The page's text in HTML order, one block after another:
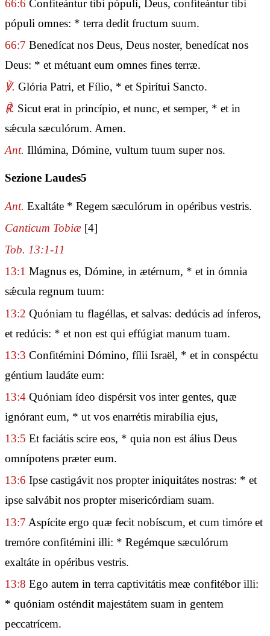
66:6 Confiteántur tibi pópuli, Deus, confiteántur tibi
pópuli omnes: * terra dedit fructum suum.
66:7 Benedícat nos Deus, Deus noster, benedícat nos
Deus: * et métuant eum omnes fines terræ.
℣. Glória Patri, et Fílio, * et Spirítui Sancto.
℟. Sicut erat in princípio, et nunc, et semper, * et in
sǽcula sæculórum. Amen.
Ant. Illúmina, Dómine, vultum tuum super nos.
Sezione Laudes5
Ant. Exaltáte * Regem sæculórum in opéribus vestris.
Canticum Tobiæ [4]
Tob. 13:1-11
13:1 Magnus es, Dómine, in ætérnum, * et in ómnia
sǽcula regnum tuum:
13:2 Quóniam tu flagéllas, et salvas: dedúcis ad ínferos,
et redúcis: * et non est qui effúgiat manum tuam.
13:3 Confitémini Dómino, fílii Israël, * et in conspéctu
géntium laudáte eum:
13:4 Quóniam ídeo dispérsit vos inter gentes, quæ
ignórant eum, * ut vos enarrétis mirabília ejus,
13:5 Et faciátis scire eos, * quia non est álius Deus
omnípotens præter eum.
13:6 Ipse castigávit nos propter iniquitátes nostras: * et
ipse salvábit nos propter misericórdiam suam.
13:7 Aspícite ergo quæ fecit nobíscum, et cum timóre et
tremóre confitémini illi: * Regémque sæculórum
exaltáte in opéribus vestris.
13:8 Ego autem in terra captivitátis meæ confitébor illi:
* quóniam osténdit majestátem suam in gentem
peccatrícem.